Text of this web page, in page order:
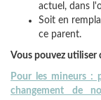
actuel, dans
Soit en
ce parent.
Vous pouvez utiliser
Pour les mineurs :
changement de